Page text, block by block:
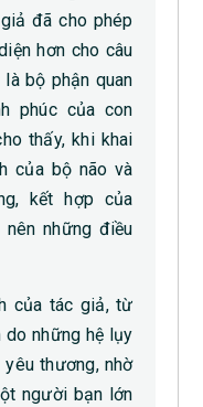
đã cho phép
hơn cho câu
là bộ phận quan
phúc của con
thấy, khi khai
của bộ não và
kết hợp của
nên những điều
của tác giả, từ
những hệ lụy
thương, nhờ
người bạn lớn